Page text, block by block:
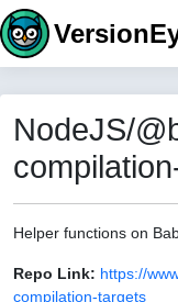
NodeJS/
Helper functions on
Repo Link: https://
compilation-targets